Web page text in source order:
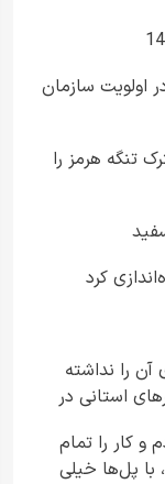
اولویت سازمان
تنگه هرمز را
را نداشته
استانی در
و کار را تمام
با پل‌ها خیلی